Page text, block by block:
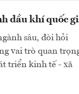
dầu khí quốc
sâu, đòi hỏi
vai trò quan
triển kinh tế - xã